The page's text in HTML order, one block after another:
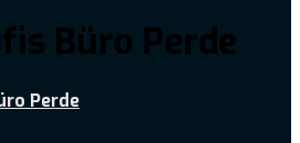
Büro Perde
Perde